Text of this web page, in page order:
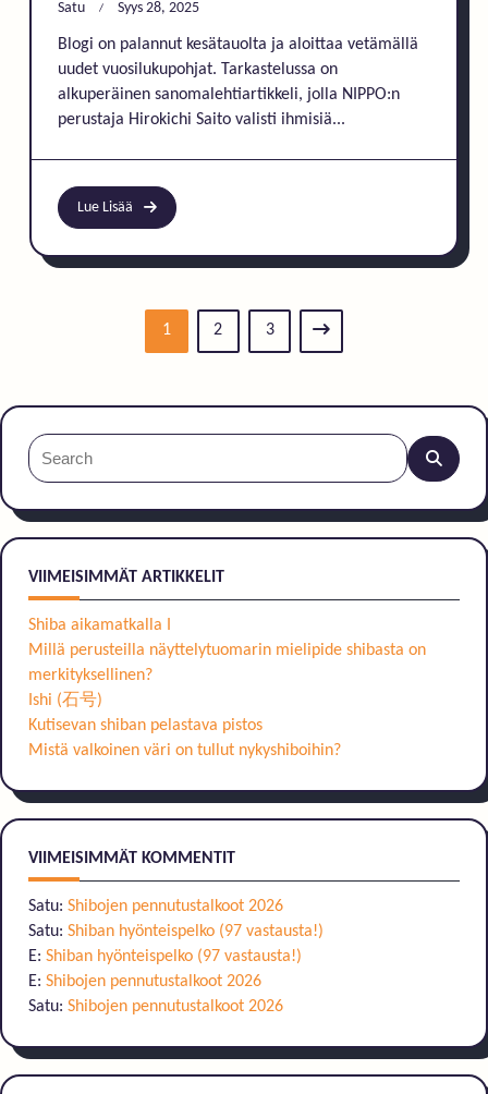
Satu Syys 28, 2025
Blogi on palannut kesätauolta ja aloittaa vetämällä
uudet vuosilukupohjat. Tarkastelussa on
alkuperäinen sanomalehtiartikkeli, jolla NIPPO:n
perustaja Hirokichi Saito valisti ihmisiä...
Lue Lisää
1 2 3
Search
for:
VIIMEISIMMÄT ARTIKKELIT
Shiba aikamatkalla I
Millä perusteilla näyttelytuomarin mielipide shibasta on
merkityksellinen?
Ishi (石号)
Kutisevan shiban pelastava pistos
Mistä valkoinen väri on tullut nykyshiboihin?
VIIMEISIMMÄT KOMMENTIT
Satu: Shibojen pennutustalkoot 2026
Satu: Shiban hyönteispelko (97 vastausta!)
E: Shiban hyönteispelko (97 vastausta!)
E: Shibojen pennutustalkoot 2026
Satu: Shibojen pennutustalkoot 2026